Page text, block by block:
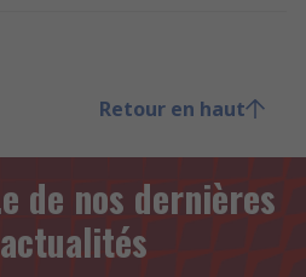
Retour en haut
de nos dernières